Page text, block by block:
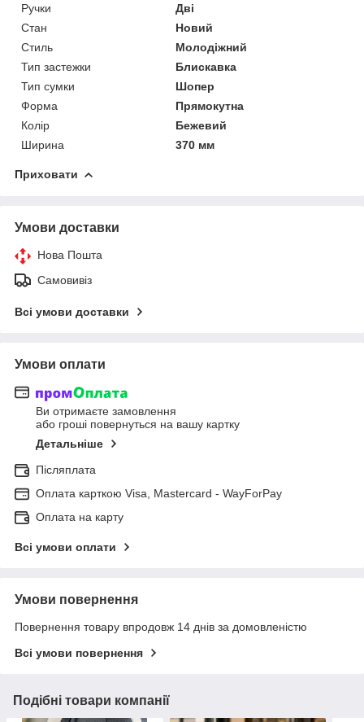
Ручки
Дві
Стан
Новий
Стиль
Молодіжний
Тип застежки
Блискавка
Тип сумки
Шопер
Форма
Прямокутна
Колір
Бежевий
Ширина
370 мм
Приховати
Умови доставки
Нова Пошта
Самовивіз
Всі умови доставки
Умови оплати
Ви отримаєте замовлення
або гроші повернуться на вашу картку
Детальніше
Післяплата
Оплата карткою Visa, Mastercard - WayForPay
Оплата на карту
Всі умови оплати
Умови повернення
Повернення товару впродовж 14 днів за домовленістю
Всі умови повернення
Подібні товари компанії